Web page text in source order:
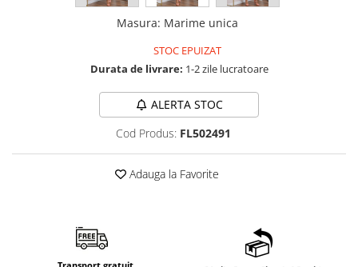
Masura: Marime unica
STOC EPUIZAT
Durata de livrare: 1-2 zile lucratoare
ALERTA STOC
Cod Produs: FL502491
Adauga la Favorite